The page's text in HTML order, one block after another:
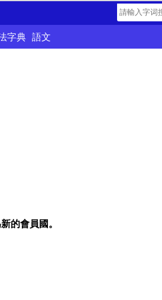
字典 語文
的會員國。